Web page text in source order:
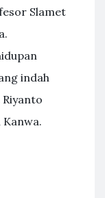
Slamet
indah
Riyanto